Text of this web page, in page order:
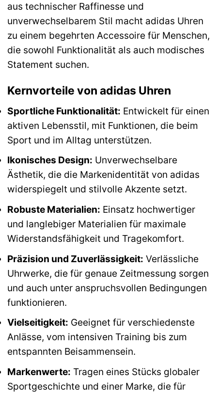
aus technischer Raffinesse und
unverwechselbarem Stil macht adidas Uhren
zu einem begehrten Accessoire für Menschen,
die sowohl Funktionalität als auch modisches
Statement suchen.
Kernvorteile von adidas Uhren
Sportliche Funktionalität: Entwickelt für einen
aktiven Lebensstil, mit Funktionen, die beim
Sport und im Alltag unterstützen.
Ikonisches Design: Unverwechselbare
Ästhetik, die die Markenidentität von adidas
widerspiegelt und stilvolle Akzente setzt.
Robuste Materialien: Einsatz hochwertiger
und langlebiger Materialien für maximale
Widerstandsfähigkeit und Tragekomfort.
Präzision und Zuverlässigkeit: Verlässliche
Uhrwerke, die für genaue Zeitmessung sorgen
und auch unter anspruchsvollen Bedingungen
funktionieren.
Vielseitigkeit: Geeignet für verschiedenste
Anlässe, vom intensiven Training bis zum
entspannten Beisammensein.
Markenwerte: Tragen eines Stücks globaler
Sportgeschichte und einer Marke, die für